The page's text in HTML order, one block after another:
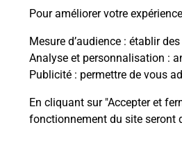
Pour améliorer votre
Mesure d’audience : établir
Analyse et personnalisation :
Publicité : permettre de vous
En cliquant sur "Accepter et
fonctionnement du site seront
Piazza A A Chjesgia
Itinéraire